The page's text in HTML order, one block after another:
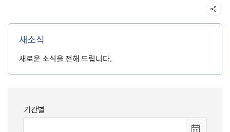
새소식
새로운 소식을 전해 드립니다.
기간별